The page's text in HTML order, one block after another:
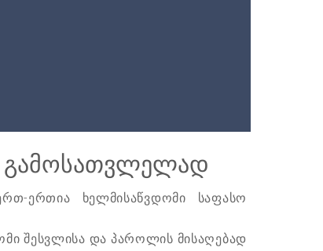
გამოსათვლელად
ერთია ხელმისაწვდომი საფასო
შესვლისა და პაროლის მისაღებად